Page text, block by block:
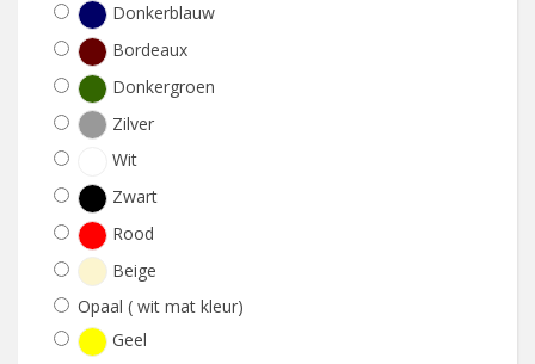
Donkerblauw
Bordeaux
Donkergroen
Zilver
Wit
Zwart
Rood
Beige
Opaal ( wit mat kleur)
Geel